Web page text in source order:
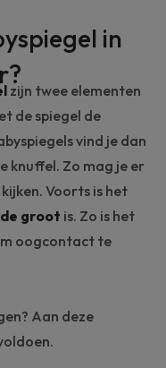
in
zijn twee elementen
de spiegel de
vind je dan
knuffel. Zo mag je er
Voorts is het
groot is. Zo is het
oogcontact te
Aan deze